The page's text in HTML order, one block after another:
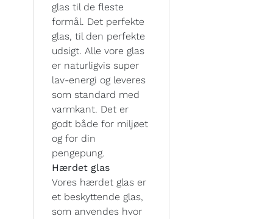
glas til de fleste
formål. Det perfekte
glas, til den perfekte
udsigt. Alle vore glas
er naturligvis super
lav-energi og leveres
som standard med
varmkant. Det er
godt både for miljøet
og for din
pengepung.
Hærdet glas
Vores hærdet glas er
et beskyttende glas,
som anvendes hvor